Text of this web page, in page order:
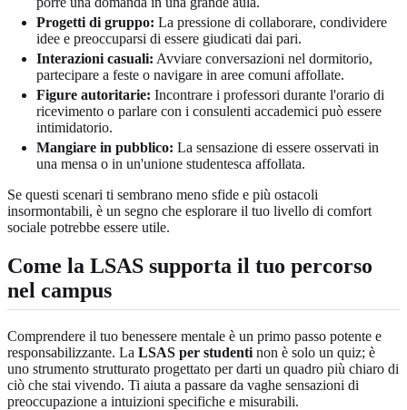
Progetti di gruppo: La pressione di collaborare, condividere
idee e preoccuparsi di essere giudicati dai pari.
Interazioni casuali: Avviare conversazioni nel dormitorio,
partecipare a feste o navigare in aree comuni affollate.
Figure autoritarie: Incontrare i professori durante l'orario di
ricevimento o parlare con i consulenti accademici può essere
intimidatorio.
Mangiare in pubblico: La sensazione di essere osservati in
una mensa o in un'unione studentesca affollata.
Se questi scenari ti sembrano meno sfide e più ostacoli
insormontabili, è un segno che esplorare il tuo livello di comfort
sociale potrebbe essere utile.
Come la LSAS supporta il tuo percorso
nel campus
Comprendere il tuo benessere mentale è un primo passo potente e
responsabilizzante. La LSAS per studenti non è solo un quiz; è
uno strumento strutturato progettato per darti un quadro più chiaro di
ciò che stai vivendo. Ti aiuta a passare da vaghe sensazioni di
preoccupazione a intuizioni specifiche e misurabili.